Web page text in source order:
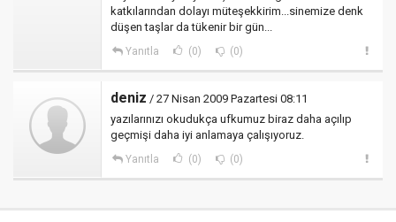
katkılarından dolayı müteşekkirim...sinemize denk
düşen taşlar da tükenir bir gün...
Yanıtla (0) (0)
deniz / 27 Nisan 2009 Pazartesi 08:11
yazılarınızı okudukça ufkumuz biraz daha açılıp
geçmişi daha iyi anlamaya çalışıyoruz.
Yanıtla (0) (0)